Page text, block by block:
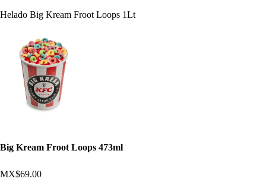
Helado Big Kream Froot Loops 1Lt
Big Kream Froot Loops 473ml
MX$69.00